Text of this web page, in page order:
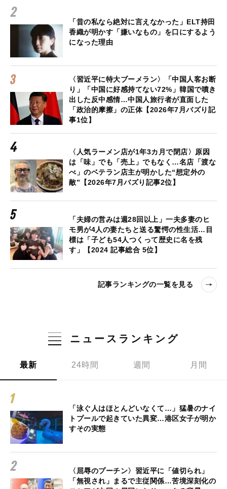
「昔の私なら絶対に言えなかった」ELT持田
香織が明かす「嫌いなもの」を口にするよう
になった理由
〈習近平に特大ブーメラン〉「中国人客お断
り」「中国に好感持てない72%」韓国で噴き
出した反中感情…中国人旅行者が直面した
「政治的摩擦」の正体【2026年7月バズり記
事1位】
〈人気ラーメン店が1年3カ月で閉店〉原因
は「味」でも「売上」でもなく…名店「渡な
べ」のベテラン店主が明かした“想定外の
敵”【2026年7月バズり記事2位】
「夫婦の営みは週28回以上」一夫多妻のヒ
モ男が4人の妻たちと送る驚愕の性生活…目
標は「子ども54人つくって歴史に名を残
す」【2024 記事総合 5位】
記事ランキングの一覧を見る
ニュースランキング
最新 24時間 週間 月間
「泳ぐ人はほとんどいなくて…」猛暑のナイ
トプールで起きていた異変…港区女子が明か
すその実態
〈屈辱のプーチン〉習近平に「値切られ」
「無視され」まるで主従関係…苦境深刻化の